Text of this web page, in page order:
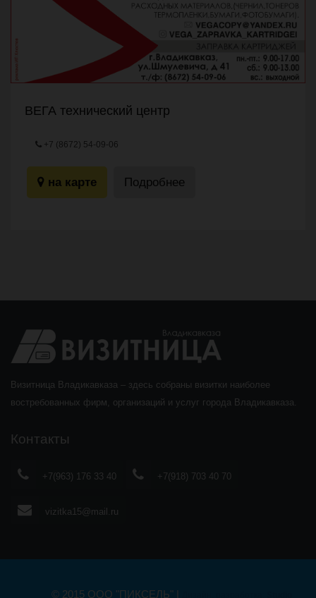
ВЕГА технический центр
+7 (8672) 54-09-06
на карте Подробнее
Визитница Владикавказа – здесь собраны визитки наиболее
востребованных фирм, организаций и услуг города Владикавказа.
Контакты
+7(963) 176 33 40 +7(918) 703 40 70
vizitka15@mail.ru
© 2015 ООО "ПИКСЕЛЬ" |